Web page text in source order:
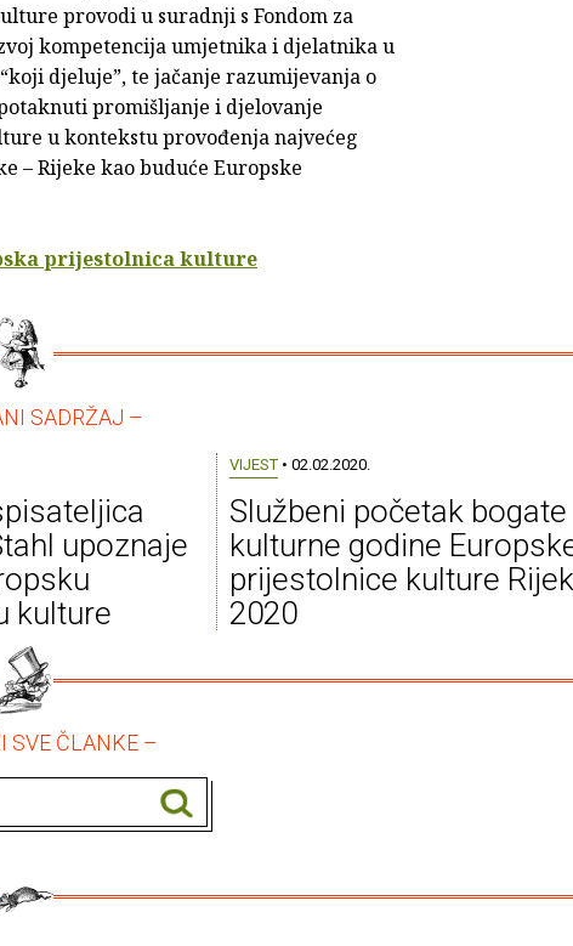
provodi u suradnji s Fondom za
kompetencija umjetnika i djelatnika u
djeluje”, te jačanje razumijevanja o
promišljanje i djelovanje
u kontekstu provođenja najvećeg
– Rijeke kao buduće Europske
prijestolnica kulture
SADRŽAJ –
upoznaje
kulture
VIJEST• 02.02.2020.
Službeni početak bogate
kulturne godine
prijestolnice kulture
2020
SVE ČLANKE –